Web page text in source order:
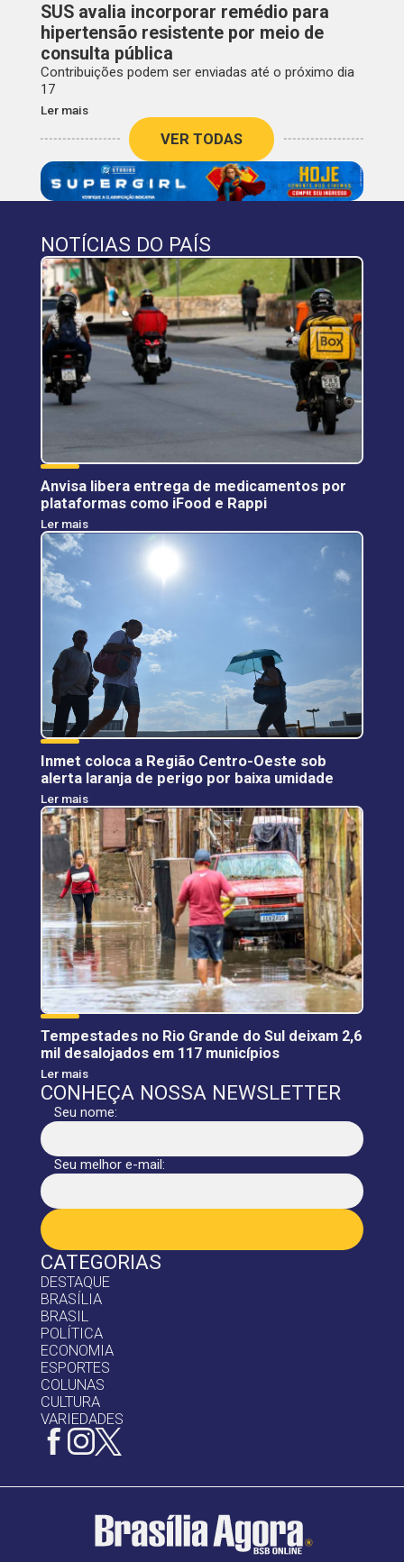
SUS avalia incorporar remédio para
hipertensão resistente por meio de
consulta pública
Contribuições podem ser enviadas até o próximo dia
17
Ler mais
VER TODAS
CATEGORIAS
DESTAQUE
BRASÍLIA
BRASIL
POLÍTICA
ECONOMIA
ESPORTES
COLUNAS
CULTURA
VARIEDADES
NOTÍCIAS DO PAÍS
Anvisa libera entrega de medicamentos por
plataformas como iFood e Rappi
Ler mais
Inmet coloca a Região Centro-Oeste sob
alerta laranja de perigo por baixa umidade
Ler mais
Tempestades no Rio Grande do Sul deixam 2,6
mil desalojados em 117 municípios
Ler mais
CONHEÇA NOSSA NEWSLETTER
Seu nome:
Seu melhor e-mail: